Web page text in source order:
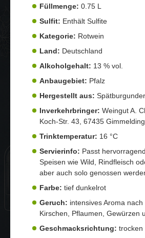
Füllmenge: 0.75 L
Sulfit: Enthält Sulfite
Kategorie: Rotwein
Land: Deutschland
Alkoholgehalt: 13 % vol.
Anbaugebiet: Pfalz
Hergestellt aus:
Inverkehrbringer: Weingut A.
Koch-Str. 43, 67435
Trinktemperatur: 16 °C
Servierinfo: Passt
Speisen wie Wild, Rindfleisch
aber auch solo genossen
Farbe: tief dunkelrot
Geruch: intensives Aroma nach
Kirschen, Pflaumen, Gewürzen
Geschmacksrichtung: trocken